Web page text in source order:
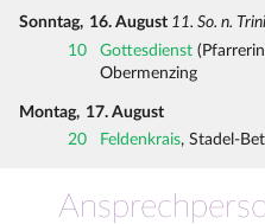
Sonntag, 16. August 11. So. n.
10
Gottesdienst
Obermenzing
Montag, 17. August
20
Feldenkrais, Stadel-